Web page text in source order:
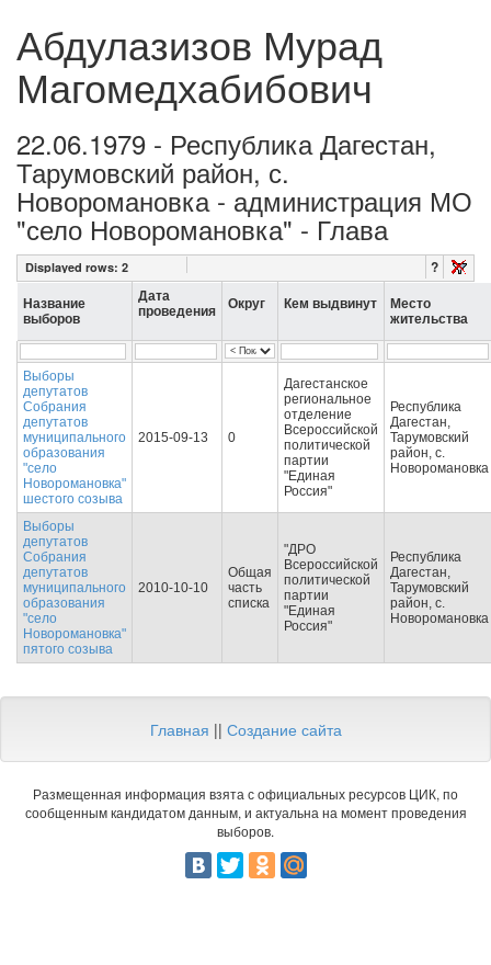
Абдулазизов Мурад
Магомедхабибович
22.06.1979 - Республика Дагестан,
Тарумовский район, с.
Новоромановка - администрация МО
"село Новоромановка" - Глава
Displayed rows: 2 ?
Название
выборов
Дата
проведения
Округ Кем выдвинут
Место
жительства
Выборы
депутатов
Собрания
депутатов
муниципального
образования
"село
Новоромановка"
шестого созыва
2015-09-13 0
Дагестанское
региональное
отделение
Всероссийской
политической
партии
"Единая
Россия"
Республика
Дагестан,
Тарумовский
район, с.
Новоромановка
Выборы
депутатов
Собрания
депутатов
муниципального
образования
"село
Новоромановка"
пятого созыва
2010-10-10
Общая
часть
списка
"ДРО
Всероссийской
политической
партии
"Единая
Россия"
Республика
Дагестан,
Тарумовский
район, с.
Новоромановка
Главная || Создание сайта
Размещенная информация взята с официальных ресурсов ЦИК, по
сообщенным кандидатом данным, и актуальна на момент проведения
выборов.